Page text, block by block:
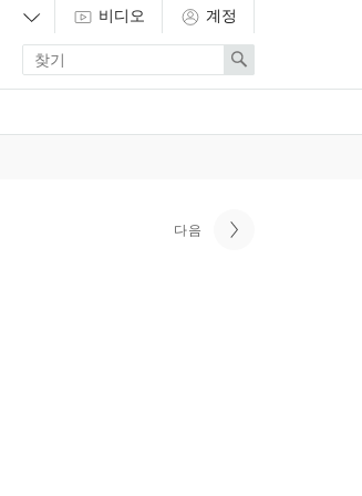
비디오 계정
Enter
search
term
Search
다음